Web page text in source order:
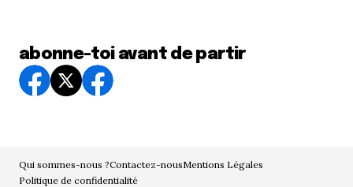
abonne-toi avant de partir
Qui sommes-nous ?Contactez-nousMentions Légales
Politique de confidentialité